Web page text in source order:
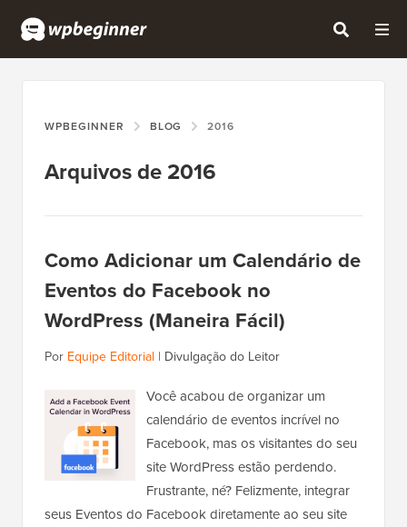
WPBEGINNER BLOG 2016
Arquivos de 2016
Como Adicionar um Calendário de
Eventos do Facebook no
WordPress (Maneira Fácil)
Por Equipe Editorial | Divulgação do Leitor
Você acabou de organizar um
calendário de eventos incrível no
Facebook, mas os visitantes do seu
site WordPress estão perdendo.
Frustrante, né? Felizmente, integrar
seus Eventos do Facebook diretamente ao seu site